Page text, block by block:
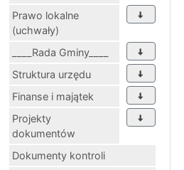
Prawo lokalne
(uchwały)
____Rada Gminy____
Struktura urzędu
Finanse i majątek
Projekty
dokumentów
Dokumenty kontroli